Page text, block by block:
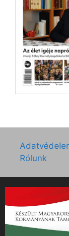
Rólunk